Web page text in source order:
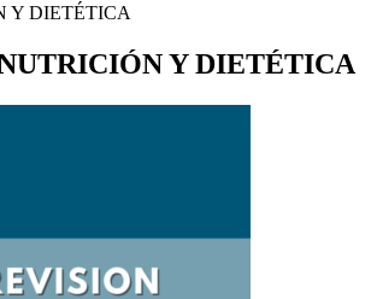
Y DIETÉTICA
Y DIETÉTICA